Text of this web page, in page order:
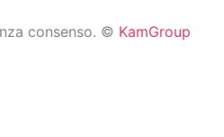
consenso. © KamGroup